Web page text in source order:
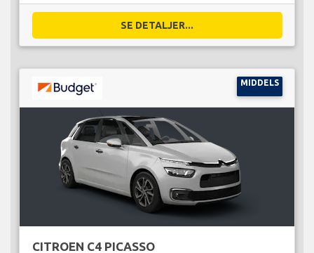
SE DETALJER...
MIDDELS
CITROEN C4 PICASSO